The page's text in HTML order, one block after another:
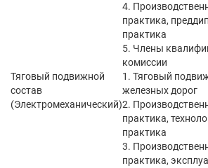
4.
практика,
практика
5. Члены
комиссии
Тяговый подвижной
состав
(Электромеханический)
1. Тяговый
железных дорог
2.
практика,
практика
3.
практика,